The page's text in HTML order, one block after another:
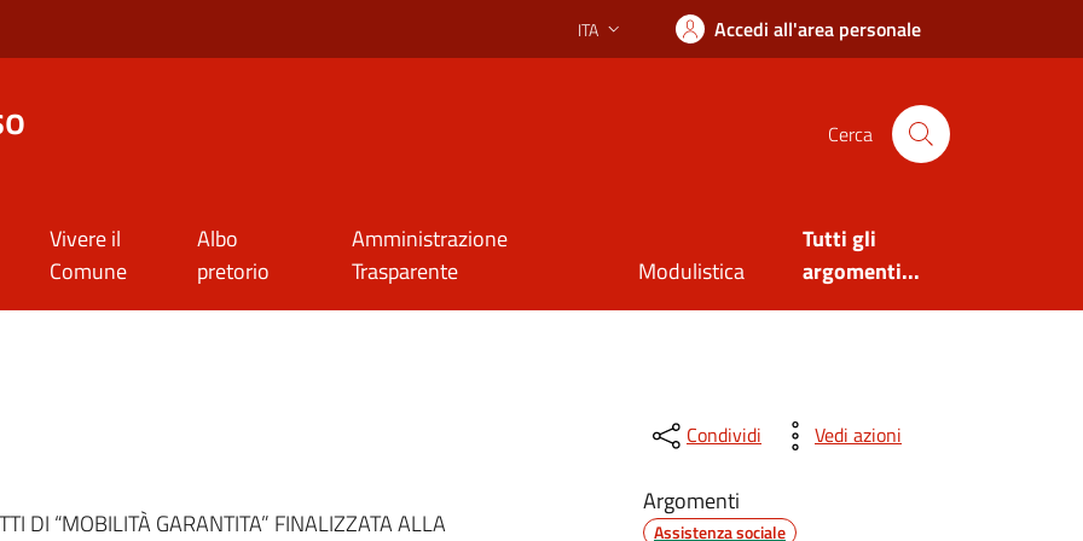
Lingua attiva:
ITA Accedi all'area personale
Cerca
Vivere il
Comune
Albo
pretorio
Amministrazione
Trasparente
Modulistica
Tutti gli
argomenti...
DI “MOBILITÀ GARANTITA” FINALIZZATA ALLA
Condividi Vedi azioni
Argomenti
Assistenza sociale